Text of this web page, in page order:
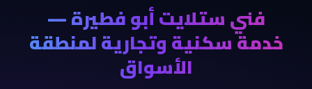
فني ستلايت أبو فطيرة —
خدمة سكنية وتجارية لمنطقة
الأسواق